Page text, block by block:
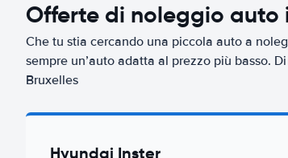
Offerte di noleggio auto
Che tu stia cercando una piccola auto a
sempre un’auto adatta al prezzo più basso.
Bruxelles
Hyundai Inster